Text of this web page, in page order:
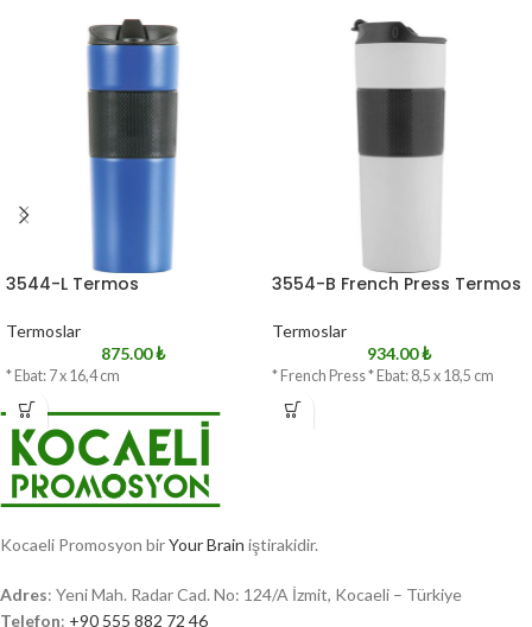
3544-L Termos
Termoslar
875.00₺
* Ebat: 7 x 16,4 cm
3554-B French Press Termos
Termoslar
934.00₺
* French Press * Ebat: 8,5 x 18,5 cm
Kocaeli Promosyon birYour Brain iştirakidir.
Adres: Yeni Mah. Radar Cad. No: 124/A İzmit, Kocaeli – Türkiye
Telefon: +90 555 882 72 46